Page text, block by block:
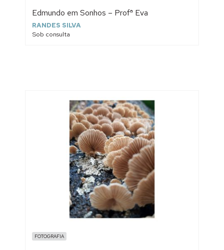
Edmundo em Sonhos – Profª Eva
RANDES SILVA
Sob consulta
FOTOGRAFIA